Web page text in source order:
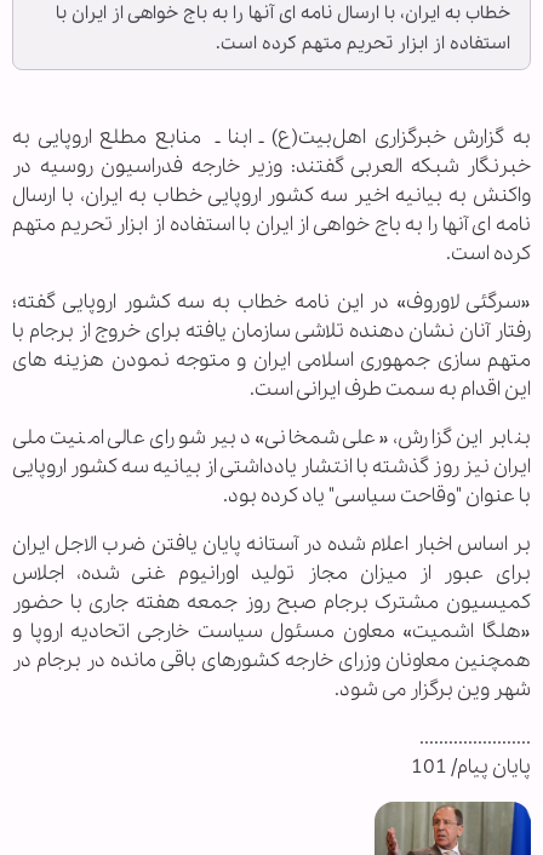
خطاب به ایران، با ارسال نامه ای آنها را به باج خواهی از ایران با
استفاده از ابزار تحریم متهم کرده است.
به گزارش خبرگزاری اهل‌بیت(ع) ـ ابنا ـ منابع مطلع اروپایی به
خبرنگار شبکه العربی گفتند: وزیر خارجه فدراسیون روسیه در
واکنش به بیانیه اخیر سه کشور اروپایی خطاب به ایران، با ارسال
نامه ای آنها را به باج خواهی از ایران با استفاده از ابزار تحریم متهم
کرده است.
«سرگئی لاوروف» در این نامه خطاب به سه کشور اروپایی گفته؛
رفتار آنان نشان دهنده تلاشی سازمان یافته برای خروج از برجام با
متهم سازی جمهوری اسلامی ایران و متوجه نمودن هزینه های
این اقدام به سمت طرف ایرانی است.
بنابر این گزارش، «علی شمخانی» دبیر شورای عالی امنیت ملی
ایران نیز روز گذشته با انتشار یادداشتی از بیانیه سه کشور اروپایی
با عنوان "وقاحت سیاسی" یاد کرده بود.
بر اساس اخبار اعلام شده در آستانه پایان یافتن ضرب الاجل ایران
برای عبور از میزان مجاز تولید اورانیوم غنی شده، اجلاس
کمیسیون مشترک برجام صبح روز جمعه هفته جاری با حضور
«هلگا اشمیت» معاون مسئول سیاست خارجی اتحادیه اروپا و
همچنین معاونان وزرای خارجه کشورهای باقی مانده در برجام در
شهر وین برگزار می شود.
.......................
پایان پیام/ 101